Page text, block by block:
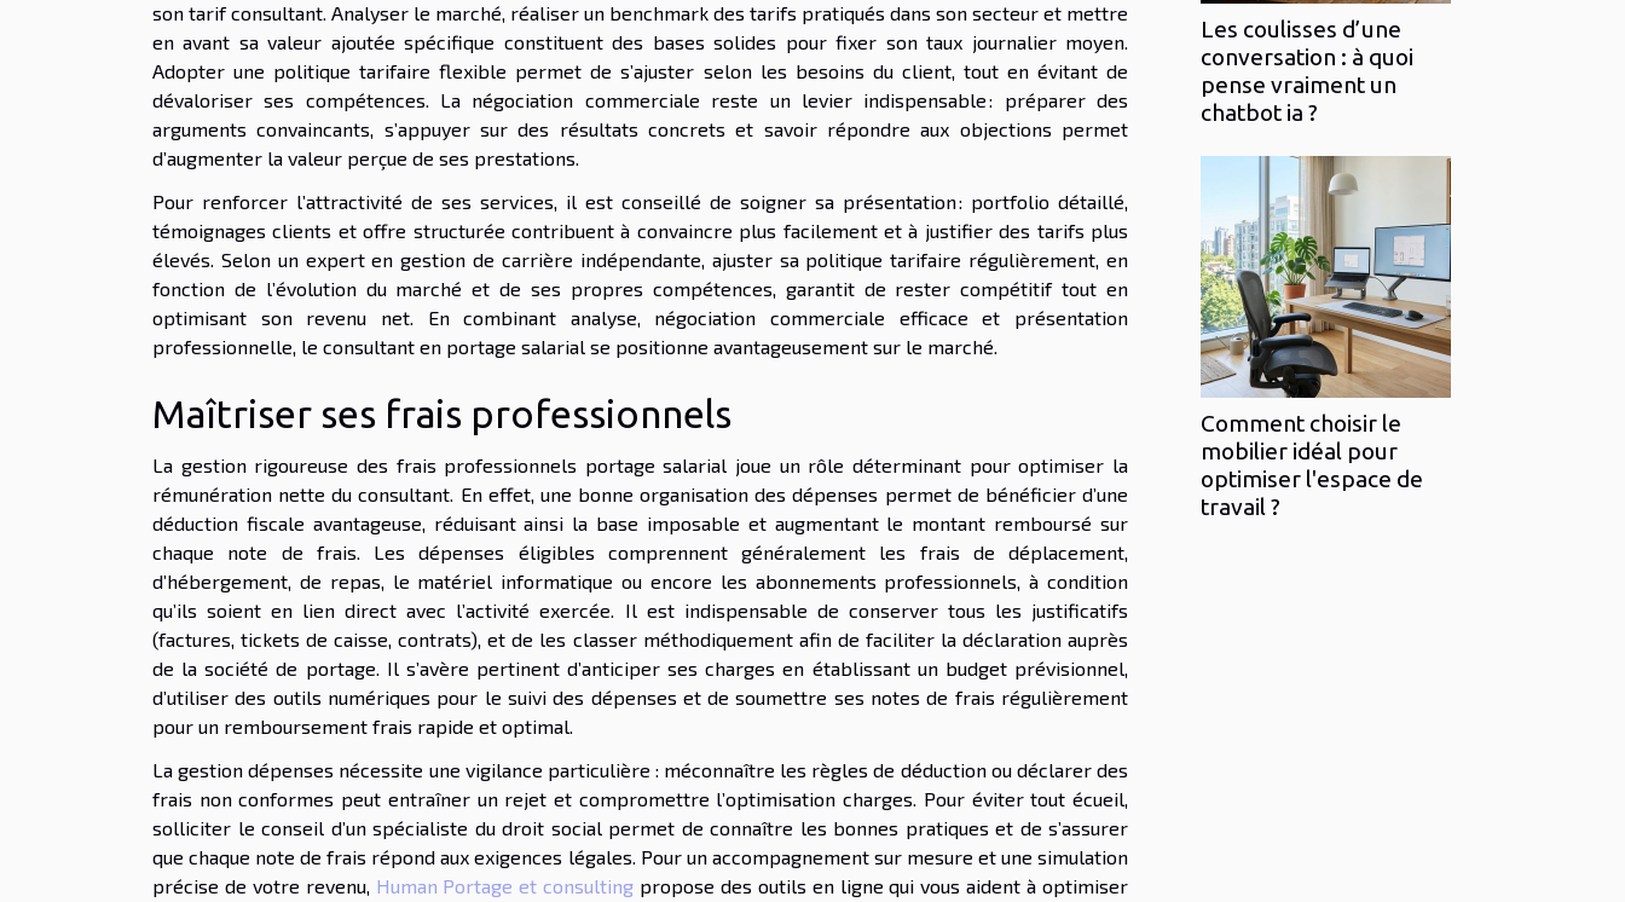
son tarif consultant. Analyser le marché, réaliser un benchmark des tarifs pratiqués dans son secteur et mettre
en avant sa valeur ajoutée spécifique constituent des bases solides pour fixer son taux journalier moyen.
Adopter une politique tarifaire flexible permet de s’ajuster selon les besoins du client, tout en évitant de
dévaloriser ses compétences. La négociation commerciale reste un levier indispensable : préparer des
arguments convaincants, s’appuyer sur des résultats concrets et savoir répondre aux objections permet
d’augmenter la valeur perçue de ses prestations.
Pour renforcer l’attractivité de ses services, il est conseillé de soigner sa présentation : portfolio détaillé,
témoignages clients et offre structurée contribuent à convaincre plus facilement et à justifier des tarifs plus
élevés. Selon un expert en gestion de carrière indépendante, ajuster sa politique tarifaire régulièrement, en
fonction de l’évolution du marché et de ses propres compétences, garantit de rester compétitif tout en
optimisant son revenu net. En combinant analyse, négociation commerciale efficace et présentation
professionnelle, le consultant en portage salarial se positionne avantageusement sur le marché.
Maîtriser ses frais professionnels
La gestion rigoureuse des frais professionnels portage salarial joue un rôle déterminant pour optimiser la
rémunération nette du consultant. En effet, une bonne organisation des dépenses permet de bénéficier d’une
déduction fiscale avantageuse, réduisant ainsi la base imposable et augmentant le montant remboursé sur
chaque note de frais. Les dépenses éligibles comprennent généralement les frais de déplacement,
d’hébergement, de repas, le matériel informatique ou encore les abonnements professionnels, à condition
qu’ils soient en lien direct avec l’activité exercée. Il est indispensable de conserver tous les justificatifs
(factures, tickets de caisse, contrats), et de les classer méthodiquement afin de faciliter la déclaration auprès
de la société de portage. Il s’avère pertinent d’anticiper ses charges en établissant un budget prévisionnel,
d’utiliser des outils numériques pour le suivi des dépenses et de soumettre ses notes de frais régulièrement
pour un remboursement frais rapide et optimal.
La gestion dépenses nécessite une vigilance particulière : méconnaître les règles de déduction ou déclarer des
frais non conformes peut entraîner un rejet et compromettre l’optimisation charges. Pour éviter tout écueil,
solliciter le conseil d’un spécialiste du droit social permet de connaître les bonnes pratiques et de s’assurer
que chaque note de frais répond aux exigences légales. Pour un accompagnement sur mesure et une simulation
précise de votre revenu, Human Portage et consulting propose des outils en ligne qui vous aident à optimiser
Les coulisses d’une
conversation : à quoi
pense vraiment un
chatbot ia ?
Comment choisir le
mobilier idéal pour
optimiser l'espace de
travail ?